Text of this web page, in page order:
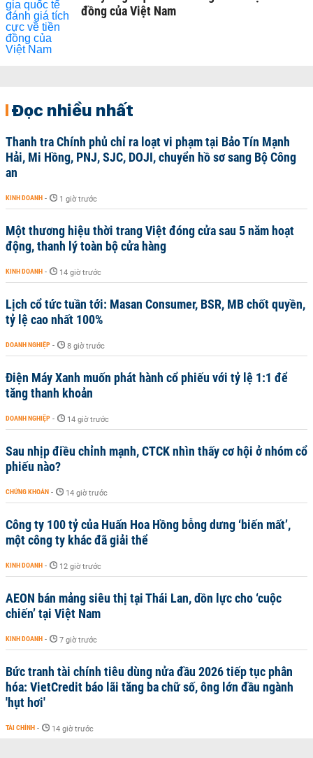
đồng của Việt Nam
Đọc nhiều nhất
Thanh tra Chính phủ chỉ ra loạt vi phạm tại Bảo Tín Mạnh
Hải, Mi Hồng, PNJ, SJC, DOJI, chuyển hồ sơ sang Bộ Công
an
KINH DOANH - 1 giờ trước
Một thương hiệu thời trang Việt đóng cửa sau 5 năm hoạt
động, thanh lý toàn bộ cửa hàng
KINH DOANH - 14 giờ trước
Lịch cổ tức tuần tới: Masan Consumer, BSR, MB chốt quyền,
tỷ lệ cao nhất 100%
DOANH NGHIỆP - 8 giờ trước
Điện Máy Xanh muốn phát hành cổ phiếu với tỷ lệ 1:1 để
tăng thanh khoản
DOANH NGHIỆP - 14 giờ trước
Sau nhịp điều chỉnh mạnh, CTCK nhìn thấy cơ hội ở nhóm cổ
phiếu nào?
CHỨNG KHOÁN - 14 giờ trước
Công ty 100 tỷ của Huấn Hoa Hồng bỗng dưng ‘biến mất’,
một công ty khác đã giải thể
KINH DOANH - 12 giờ trước
AEON bán mảng siêu thị tại Thái Lan, dồn lực cho ‘cuộc
chiến’ tại Việt Nam
KINH DOANH - 7 giờ trước
Bức tranh tài chính tiêu dùng nửa đầu 2026 tiếp tục phân
hóa: VietCredit báo lãi tăng ba chữ số, ông lớn đầu ngành
'hụt hơi'
TÀI CHÍNH - 14 giờ trước